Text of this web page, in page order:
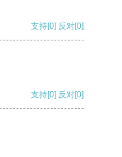
支持[0] 反对[0]
支持[0] 反对[0]